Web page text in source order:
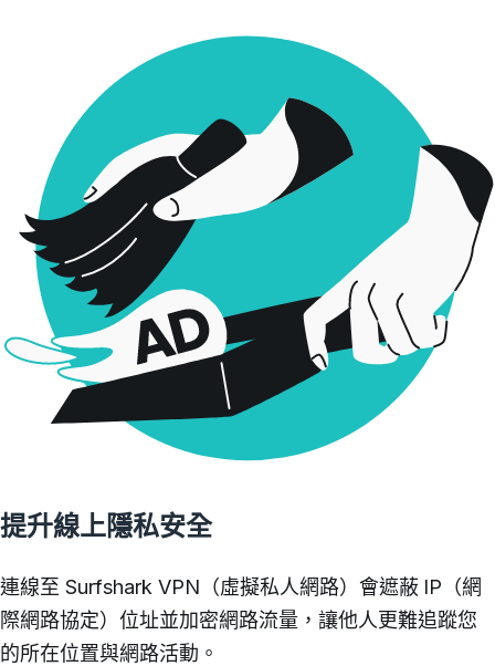
提升線上隱私安全
連線至 Surfshark VPN（虛擬私人網路）會遮蔽 IP（網
際網路協定）位址並加密網路流量，讓他人更難追蹤您
的所在位置與網路活動。